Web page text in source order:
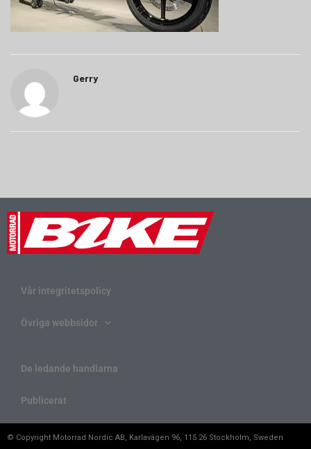
Gerry
Vår integritetspolicy
Övriga webbsidor
De ledande handlarna
Publicerat
© Copyright Motorrad Nordic AB, Karlavägen 96, 115 26 Stockholm, Sweden